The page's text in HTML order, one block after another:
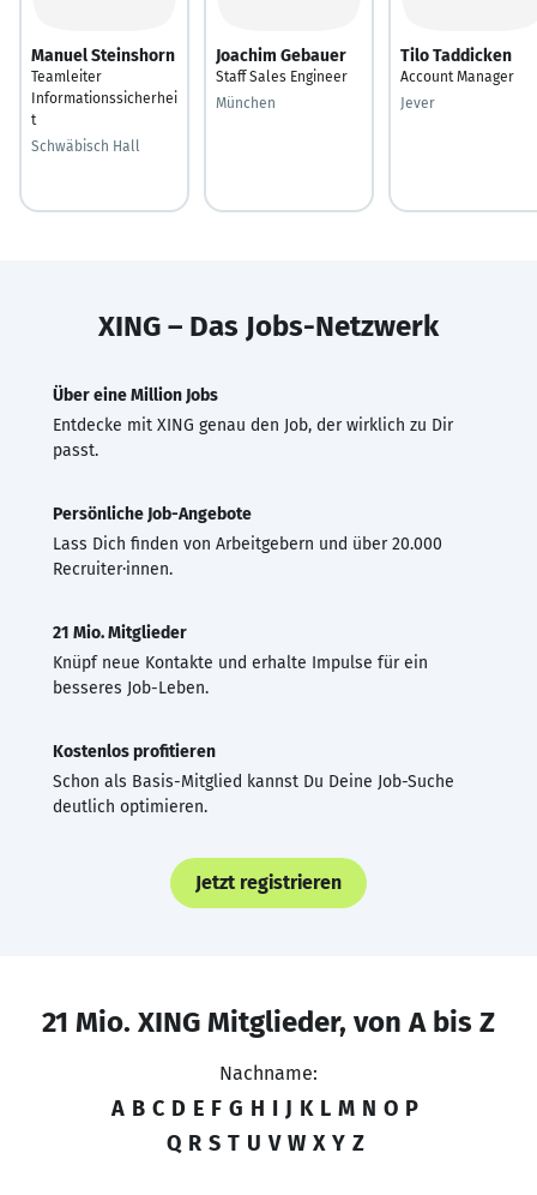
Manuel Steinshorn
Teamleiter
Informationssicherhei
t
Schwäbisch Hall
Joachim Gebauer
Staff Sales Engineer
München
Tilo Taddicken
Account Manager
Jever
XING – Das Jobs-Netzwerk
Über eine Million Jobs
Entdecke mit XING genau den Job, der wirklich zu Dir
passt.
Persönliche Job-Angebote
Lass Dich finden von Arbeitgebern und über 20.000
Recruiter·innen.
21 Mio. Mitglieder
Knüpf neue Kontakte und erhalte Impulse für ein
besseres Job-Leben.
Kostenlos profitieren
Schon als Basis-Mitglied kannst Du Deine Job-Suche
deutlich optimieren.
Jetzt registrieren
21 Mio. XING Mitglieder, von A bis Z
Nachname:
A B C D E F G H I J K L M N O P
Q R S T U V W X Y Z